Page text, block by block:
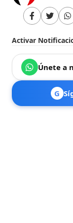
Activar
Únete a
G